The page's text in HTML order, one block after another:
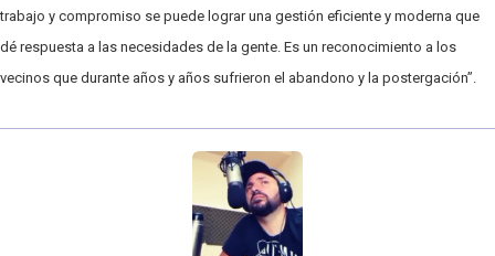
trabajo y compromiso se puede lograr una gestión eficiente y moderna que
dé respuesta a las necesidades de la gente. Es un reconocimiento a los
vecinos que durante años y años sufrieron el abandono y la postergación”.